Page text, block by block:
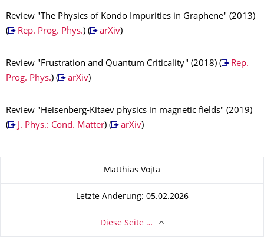
Review "The Physics of Kondo Impurities in Graphene" (2013)
(
Rep. Prog. Phys.) ( arXiv)
Review "Frustration and Quantum Criticality" (2018) (
Rep.
Prog. Phys.) ( arXiv)
Review "Heisenberg-Kitaev physics in magnetic fields" (2019)
(
J. Phys.: Cond. Matter) ( arXiv)
Matthias Vojta
Letzte Änderung: 05.02.2026
Diese Seite …